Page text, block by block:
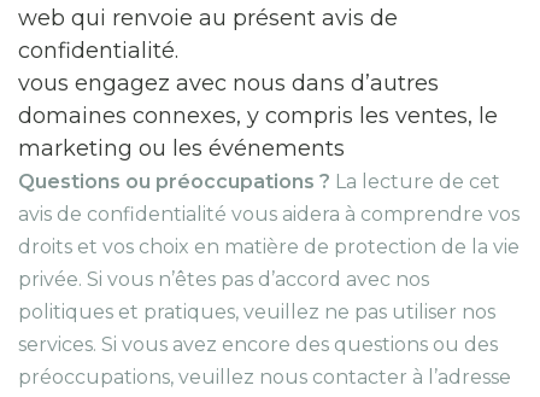
web qui renvoie au présent avis de
confidentialité.
vous engagez avec nous dans d’autres
domaines connexes, y compris les ventes, le
marketing ou les événements
Questions ou préoccupations ? La lecture de cet
avis de confidentialité vous aidera à comprendre vos
droits et vos choix en matière de protection de la vie
privée. Si vous n’êtes pas d’accord avec nos
politiques et pratiques, veuillez ne pas utiliser nos
services. Si vous avez encore des questions ou des
préoccupations, veuillez nous contacter à l’adresse